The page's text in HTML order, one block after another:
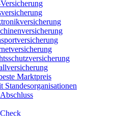
Marktpreis
Standesorganisationen